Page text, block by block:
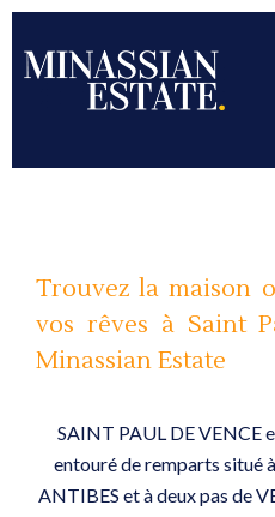
Trouvez la maison
vos rêves à Saint
Minassian Estate
SAINT PAUL DE VENCE
entouré de remparts situé
ANTIBES et à deux pas de